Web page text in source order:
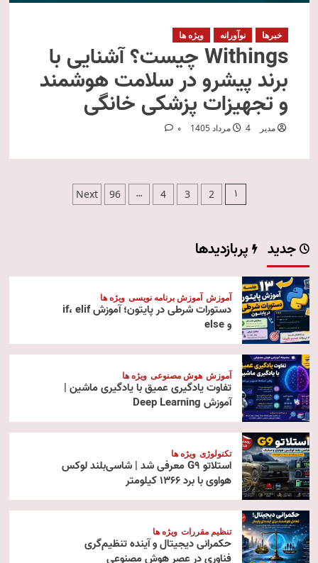
خبرها نوآورانه ویژه ها
Withings چیست؟ آشنایی با
برند پیشرو در سلامت هوشمند
و تجهیزات پزشکی خانگی
مدیر 4 مرداد 1405 0
صفحه‌بندی
1
2
3
4
…
96
Next
جدید پربازدیدها
آموزش آموزش برنامه نویسی ویژه ها
دستورات شرطی در پایتون؛ آموزش if، elif
و else
آموزش هوش مصنوعی ویژه ها
تفاوت یادگیری عمیق با یادگیری ماشین |
آموزش Deep Learning
تکنولوژی ویژه ها
استلاتو G9 معرفی شد | شاسی‌بلند لوکس
هواوی با برد ۱۳۶۶ کیلومتر
تنظیم مقررات ویژه ها
حکمرانی دیجیتال و آینده تنظیم‌گری
فناوری در عصر هوش مصنوعی